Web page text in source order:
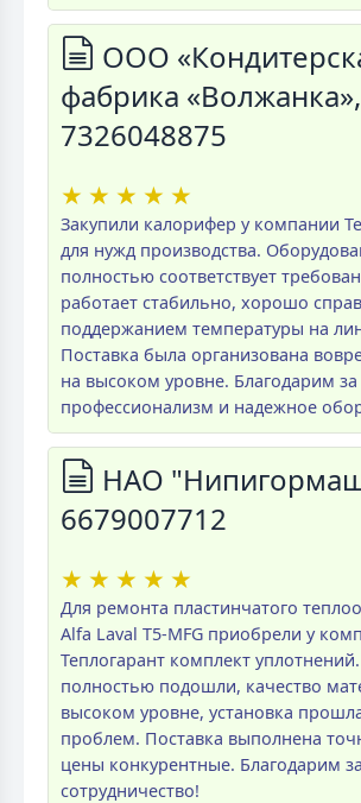
ООО
фабрика
7326048875
★ ★ ★ ★ ★
Закупили калорифер у компании
для нужд производства.
полностью соответствует
работает стабильно, хорошо
поддержанием температуры на
Поставка была организована
на высоком уровне. Благодарим за
профессионализм и надежное
НАО
6679007712
★ ★ ★ ★ ★
Для ремонта пластинчатого
Alfa Laval T5-MFG приобрели у
Теплогарант комплект
полностью подошли, качество
высоком уровне, установка
проблем. Поставка выполнена
цены конкурентные. Благодарим
сотрудничество!